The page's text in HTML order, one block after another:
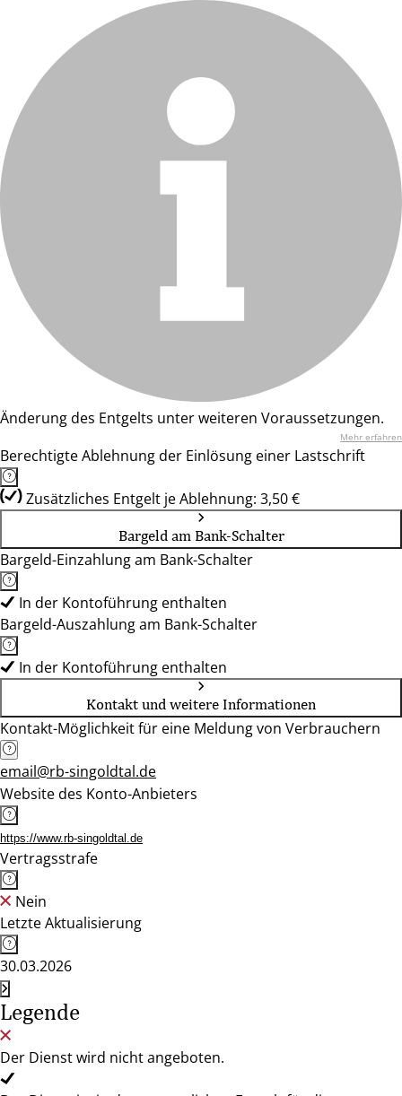
Änderung des Entgelts unter weiteren Voraussetzungen.
Mehr erfahren
Berechtigte Ablehnung der Einlösung einer Lastschrift
Zusätzliches Entgelt je Ablehnung: 3,50 €
Bargeld am Bank-Schalter
Bargeld-Einzahlung am Bank-Schalter
In der Kontoführung enthalten
Bargeld-Auszahlung am Bank-Schalter
In der Kontoführung enthalten
Kontakt und weitere Informationen
Kontakt-Möglichkeit für eine Meldung von Verbrauchern
email@rb-singoldtal.de
Website des Konto-Anbieters
https://www.rb-singoldtal.de
Vertragsstrafe
Nein
Letzte Aktualisierung
30.03.2026
Legende
Der Dienst wird nicht angeboten.